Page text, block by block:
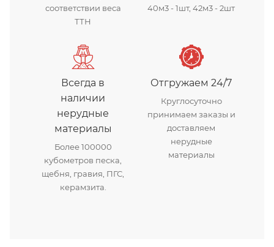
соответствии веса
ТТН
40м3 - 1шт, 42м3 - 2шт
Всегда в
наличии
нерудные
материалы
Более 100000
кубометров песка,
щебня, гравия, ПГС,
керамзита.
Отгружаем 24/7
Круглосуточно
принимаем заказы и
доставляем
нерудные
материалы